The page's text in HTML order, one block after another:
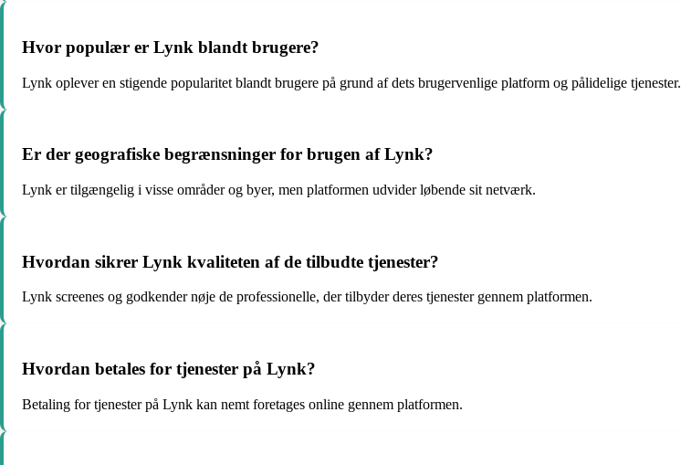
Hvor populær er Lynk blandt brugere?
Lynk oplever en stigende popularitet blandt brugere på grund af dets brugervenlige platform og pålidelige tjenester.
Er der geografiske begrænsninger for brugen af Lynk?
Lynk er tilgængelig i visse områder og byer, men platformen udvider løbende sit netværk.
Hvordan sikrer Lynk kvaliteten af de tilbudte tjenester?
Lynk screenes og godkender nøje de professionelle, der tilbyder deres tjenester gennem platformen.
Hvordan betales for tjenester på Lynk?
Betaling for tjenester på Lynk kan nemt foretages online gennem platformen.